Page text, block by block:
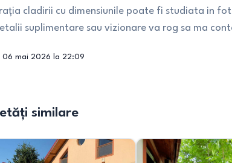
cladirii cu dimensiunile poate fi studiata in
suplimentare sau vizionare va rog sa ma
06 mai 2026 la 22:09
similare